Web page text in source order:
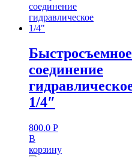
Быстросъемное
соединение
1/4″
800.0 Р
В
корзину